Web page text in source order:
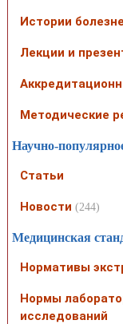
Истории
Лекции и
Методические
Научно-
Статьи
Новости (244)
Медицинская
Нормативы
Нормы
исследований